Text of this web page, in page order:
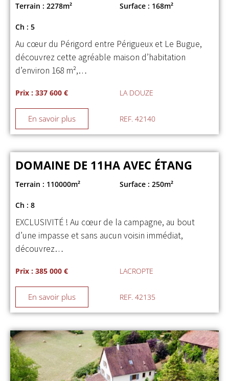
Terrain : 2278m² Surface : 168m²
Ch : 5
Au cœur du Périgord entre Périgueux et Le Bugue,
découvrez cette agréable maison d’habitation
d’environ 168 m²,…
Prix : 337 600 € LA DOUZE
En savoir plus REF. 42140
DOMAINE DE 11HA AVEC ÉTANG
Terrain : 110000m² Surface : 250m²
Ch : 8
EXCLUSIVITÉ ! Au cœur de la campagne, au bout
d’une impasse et sans aucun voisin immédiat,
découvrez…
Prix : 385 000 € LACROPTE
En savoir plus REF. 42135